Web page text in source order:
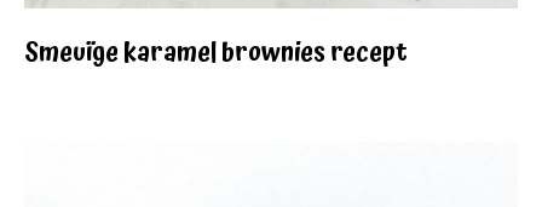
Smeuïge karamel brownies recept